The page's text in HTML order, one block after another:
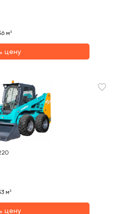
м³
цену
м³
цену